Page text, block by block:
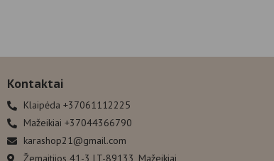
Kontaktai
Klaipėda +37061112225
Mažeikiai +37044366790
karashop21@gmail.com
Žemaitijos 41-3 LT-89133, Mažeikiai